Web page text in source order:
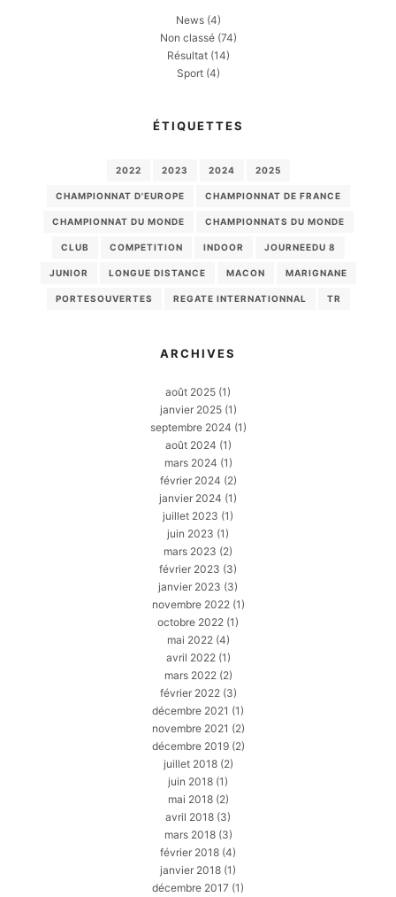
News(4)
Non classé(74)
Résultat(14)
Sport(4)
ÉTIQUETTES
2022 2023 2024 2025
CHAMPIONNAT D'EUROPE CHAMPIONNAT DE FRANCE
CHAMPIONNAT DU MONDE CHAMPIONNATS DU MONDE
CLUB COMPETITION INDOOR JOURNEEDU 8
JUNIOR LONGUE DISTANCE MACON MARIGNANE
PORTESOUVERTES REGATE INTERNATIONNAL TR
ARCHIVES
août 2025 (1)
janvier 2025(1)
septembre 2024 (1)
août 2024 (1)
mars 2024 (1)
février 2024 (2)
janvier 2024 (1)
juillet 2023 (1)
juin 2023 (1)
mars 2023 (2)
février 2023 (3)
janvier 2023 (3)
novembre 2022(1)
octobre 2022 (1)
mai 2022(4)
avril 2022(1)
mars 2022(2)
février 2022(3)
décembre 2021 (1)
novembre 2021 (2)
décembre 2019(2)
juillet 2018(2)
juin 2018 (1)
mai 2018(2)
avril 2018 (3)
mars 2018(3)
février 2018 (4)
janvier 2018 (1)
décembre 2017 (1)